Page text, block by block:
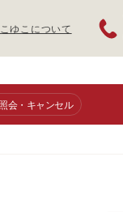
ゆこについて
会・キャンセル